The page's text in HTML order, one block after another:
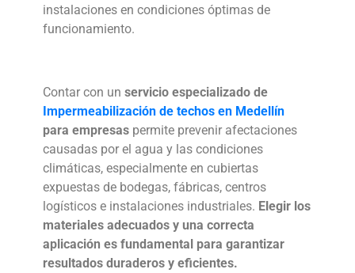
instalaciones en condiciones óptimas de
funcionamiento.
Contar con unservicio especializado de
Impermeabilización de techos en Medellín
para empresas permite prevenir afectaciones
causadas por el agua y las condiciones
climáticas, especialmente en cubiertas
expuestas de bodegas, fábricas, centros
logísticos e instalaciones industriales. Elegir los
materiales adecuados y una correcta
aplicación es fundamental para garantizar
resultados duraderos y eficientes.